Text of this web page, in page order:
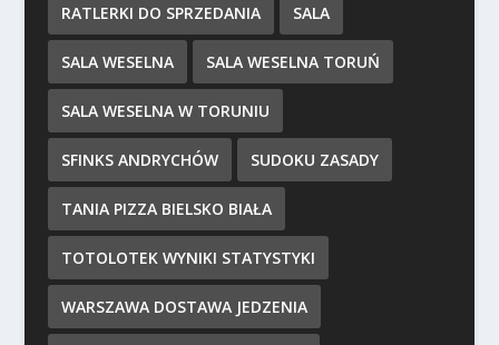
RATLERKI DO SPRZEDANIA SALA
SALA WESELNA SALA WESELNA TORUŃ
SALA WESELNA W TORUNIU
SFINKS ANDRYCHÓW SUDOKU ZASADY
TANIA PIZZA BIELSKO BIAŁA
TOTOLOTEK WYNIKI STATYSTYKI
WARSZAWA DOSTAWA JEDZENIA